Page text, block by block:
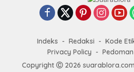
Indeks Redaksi Kode
Privacy Policy
Copyright Ⓒ 2026